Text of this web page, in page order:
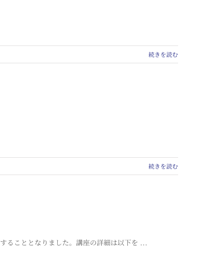
続きを読む
続きを読む
ることとなりました。講座の詳細は以下を ...